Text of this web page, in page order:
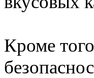
Кроме